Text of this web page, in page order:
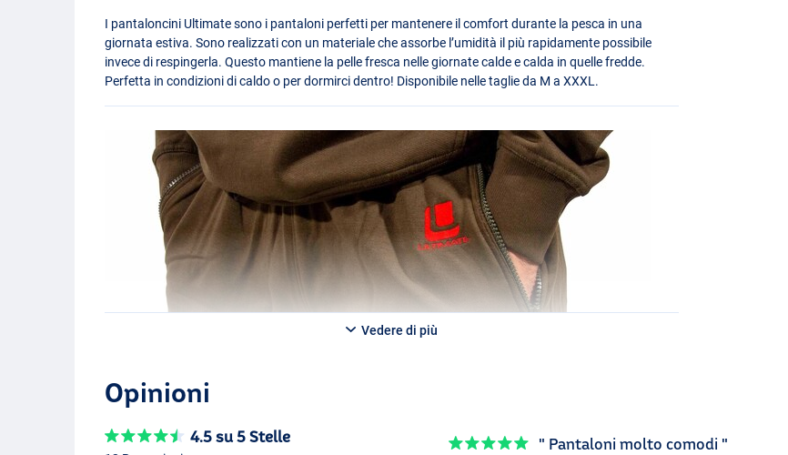
I pantaloncini Ultimate sono i pantaloni perfetti per mantenere il comfort durante la pesca in una
giornata estiva. Sono realizzati con un materiale che assorbe l’umidità il più rapidamente possibile
invece di respingerla. Questo mantiene la pelle fresca nelle giornate calde e calda in quelle fredde.
Perfetta in condizioni di caldo o per dormirci dentro! Disponibile nelle taglie da M aXXXL.
Vedere di più
Opinioni
4.5 su 5 Stelle " Pantaloni molto comodi "